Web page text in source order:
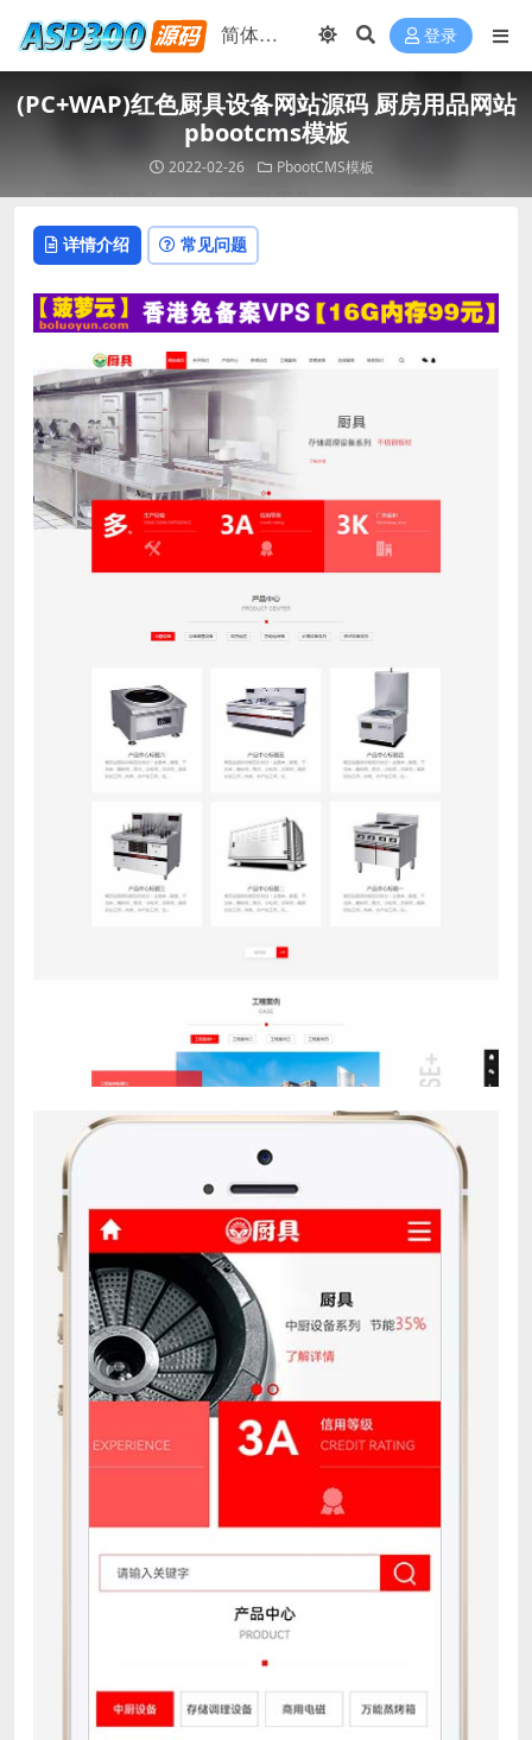
登录
(PC+WAP)红色厨具设备网站源码 厨房用品网站
pbootcms模板
2022-02-26 PbootCMS模板
详情介绍 常见问题